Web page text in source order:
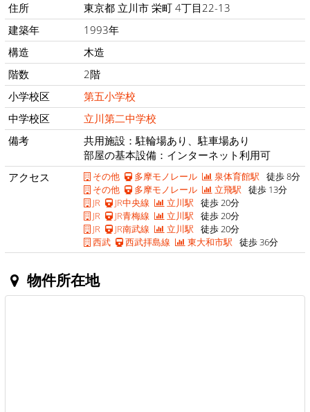
住所
東京都 立川市 栄町 4丁目22-13
建築年
1993年
構造
木造
階数
2階
小学校区
第五小学校
中学校区
立川第二中学校
備考
共用施設：駐輪場あり、駐車場あり
部屋の基本設備：インターネット利用可
アクセス
その他 多摩モノレール 泉体育館駅 徒歩 8分
その他
多摩モノレール 立飛駅 徒歩 13分
JR
JR中央線 立川駅 徒歩 20分
JR
JR青梅線 立川駅 徒歩 20分
JR
JR南武線 立川駅 徒歩 20分
西武
西武拝島線 東大和市駅 徒歩 36分
物件所在地